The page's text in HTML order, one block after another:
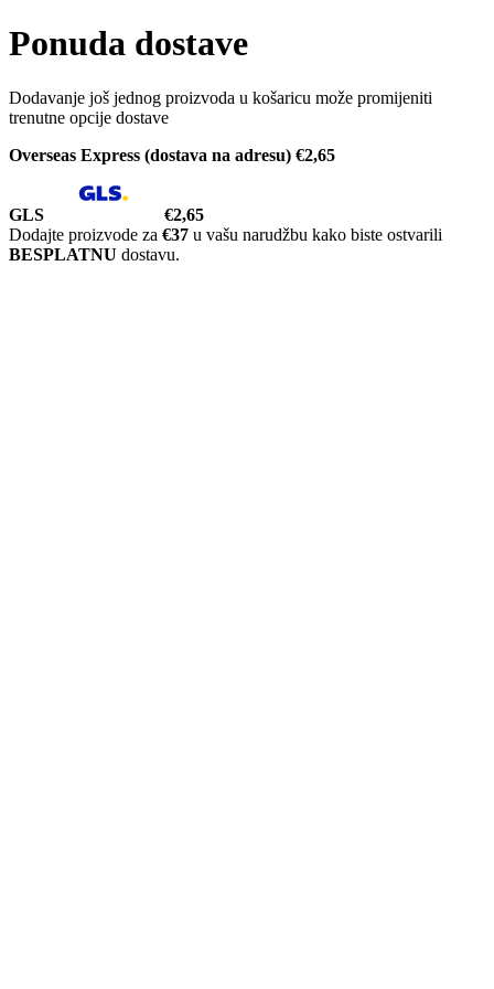
Ponuda dostave
Dodavanje još jednog proizvoda u košaricu može promijeniti
trenutne opcije dostave
Overseas Express (dostava na adresu) €2,65
GLS
€2,65
Dodajte proizvode za €37 u vašu narudžbu kako biste ostvarili
BESPLATNU dostavu.